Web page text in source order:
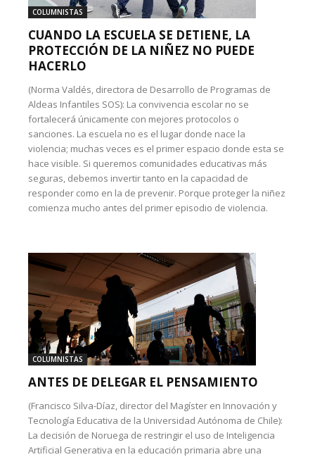
COLUMNISTAS
CUANDO LA ESCUELA SE DETIENE, LA
PROTECCIÓN DE LA NIÑEZ NO PUEDE
HACERLO
(Norma Valdés, directora de Desarrollo de Programas de
Aldeas Infantiles SOS): La convivencia escolar no se
fortalecerá únicamente con mejores protocolos o
sanciones. La escuela no es el lugar donde nace la
violencia; muchas veces es el primer espacio donde esta se
hace visible. Si queremos comunidades educativas más
seguras, debemos invertir tanto en la capacidad de
responder como en la de prevenir. Porque proteger la niñez
comienza mucho antes del primer episodio de violencia.
COLUMNISTAS
ANTES DE DELEGAR EL PENSAMIENTO
(Francisco Silva-Díaz, director del Magíster en Innovación y
Tecnología Educativa de la Universidad Autónoma de Chile):
La decisión de Noruega de restringir el uso de Inteligencia
Artificial Generativa en la educación primaria abre una